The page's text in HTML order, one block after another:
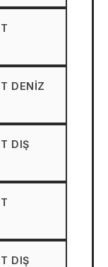
DENIZ
DIŞ
DIŞ